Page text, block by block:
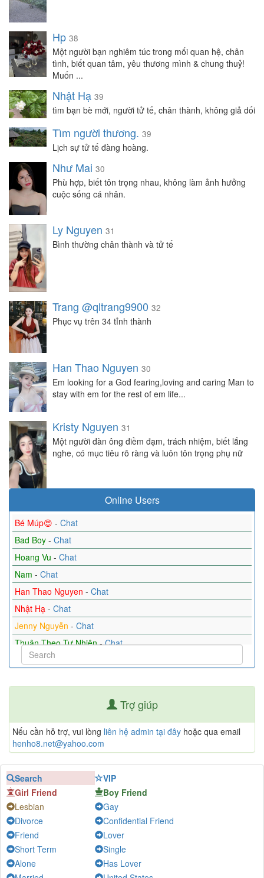
Hp 38
Một người bạn nghiêm túc trong mối quan hệ, chân
tình, biết quan tâm, yêu thương mình & chung thuỷ!
Muốn ...
Nhật Hạ 39
tìm bạn bè mới, người tử tế, chân thành, không giả dối
Tìm người thương. 39
Lịch sự tử tế đàng hoàng.
Như Mai 30
Phù hợp, biết tôn trọng nhau, không làm ảnh hưởng
cuộc sống cá nhân.
Ly Nguyen 31
Bình thường chân thành và tử tế
Trang @qltrang9900 32
Phục vụ trên 34 tỉnh thành
Han Thao Nguyen 30
Em looking for a God fearing,loving and caring Man to
stay with em for the rest of em life...
Kristy Nguyen 31
Một người đàn ông điềm đạm, trách nhiệm, biết lắng
nghe, có mục tiêu rõ ràng và luôn tôn trọng phụ nữ
Online Users
Bé Múp😍 - Chat
Bad Boy - Chat
Hoang Vu - Chat
Nam - Chat
Han Thao Nguyen - Chat
Nhật Hạ - Chat
Jenny Nguyễn - Chat
Thuận Theo Tự Nhiên-Chat
Long-Chat
Bo -Chat
Đóm-Chat
Minh-Chat
Peaceful
Trợ giúp
Nếu cần hỗ trợ, vui lòng liên hệ admin tại đây hoặc qua email
henho8.net@yahoo.com
Search
VIP
Girl Friend
Boy Friend
Lesbian
Gay
Divorce
Confidential Friend
Friend
Lover
Short Term
Single
Alone
Has Lover